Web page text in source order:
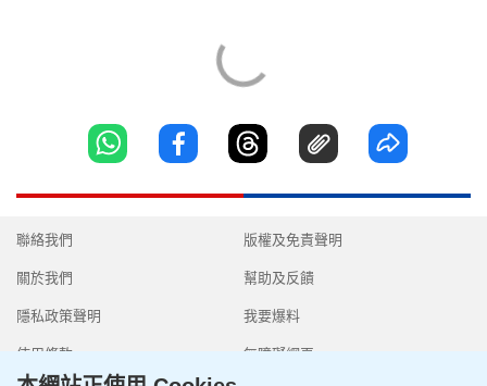
聯絡我們
關於我們
隱私政策聲明
使用條款
版權及免責聲明
幫助及反饋
我要爆料
無障礙網頁